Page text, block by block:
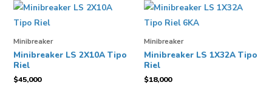
Minibreaker
Minibreaker LS 2X10A Tipo
Riel
$45,000
Minibreaker
Minibreaker LS 1X32A Tipo
Riel
$18,000